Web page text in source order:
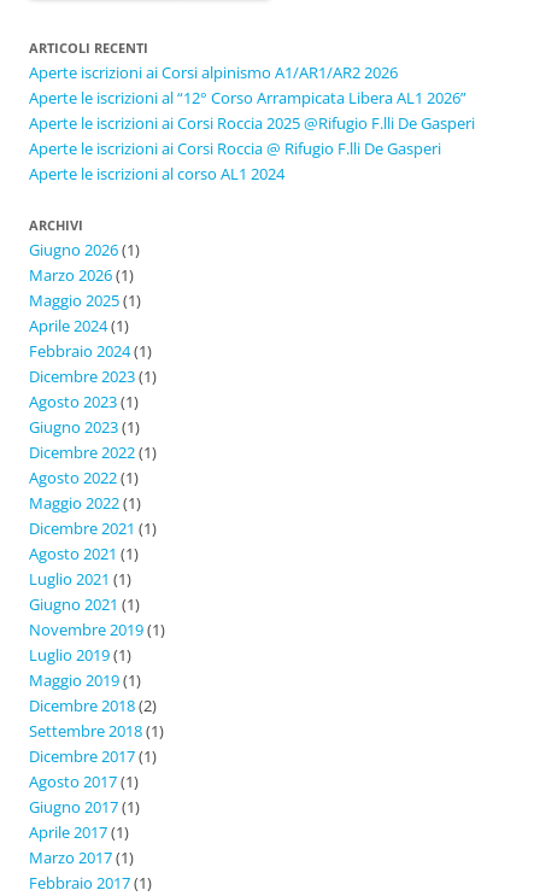
ARTICOLI RECENTI
Aperte iscrizioni ai Corsi alpinismo A1/AR1/AR2 2026
Aperte le iscrizioni al “12° Corso Arrampicata Libera AL1 2026”
Aperte le iscrizioni ai Corsi Roccia 2025 @Rifugio F.lli De Gasperi
Aperte le iscrizioni ai Corsi Roccia @ Rifugio F.lli De Gasperi
Aperte le iscrizioni al corso AL1 2024
ARCHIVI
Giugno 2026(1)
Marzo 2026(1)
Maggio 2025(1)
Aprile 2024(1)
Febbraio 2024(1)
Dicembre 2023(1)
Agosto 2023(1)
Giugno 2023(1)
Dicembre 2022(1)
Agosto 2022(1)
Maggio 2022(1)
Dicembre 2021 (1)
Agosto 2021 (1)
Luglio 2021 (1)
Giugno 2021 (1)
Novembre 2019(1)
Luglio 2019(1)
Maggio 2019(1)
Dicembre 2018(2)
Settembre 2018(1)
Dicembre 2017(1)
Agosto 2017(1)
Giugno 2017(1)
Aprile 2017(1)
Marzo 2017(1)
Febbraio 2017(1)